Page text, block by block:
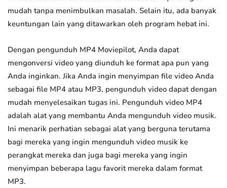
mudah tanpa menimbulkan masalah. Selain itu, ada banyak
keuntungan lain yang ditawarkan oleh program hebat ini.
Dengan pengunduh MP4 Moviepilot, Anda dapat
mengonversi video yang diunduh ke format apa pun yang
Anda inginkan. Jika Anda ingin menyimpan file video Anda
sebagai file MP4 atau MP3, pengunduh video dapat dengan
mudah menyelesaikan tugas ini. Pengunduh video MP4
adalah alat yang membantu Anda mengunduh video musik.
Ini menarik perhatian sebagai alat yang berguna terutama
bagi mereka yang ingin mengunduh video musik ke
perangkat mereka dan juga bagi mereka yang ingin
menyimpan beberapa lagu favorit mereka dalam format
MP3.